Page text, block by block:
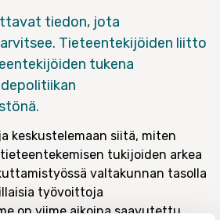
tiedon, jota
Tieteentekijöiden liitto
tukena
keskustelemaan siitä, miten
tukijoiden arkea
valtakunnan tasolla
työvoittoja
on viime aikoina saavutettu.